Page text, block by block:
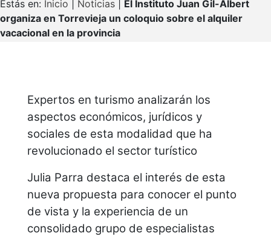
Estás en: Inicio Noticias
El Instituto Juan Gil-Albert
organiza en Torrevieja un coloquio sobre el alquiler
vacacional en la provincia
Expertos en turismo analizarán los
aspectos económicos, jurídicos y
sociales de esta modalidad que ha
revolucionado el sector turístico
Julia Parra destaca el interés de esta
nueva propuesta para conocer el punto
de vista y la experiencia de un
consolidado grupo de especialistas